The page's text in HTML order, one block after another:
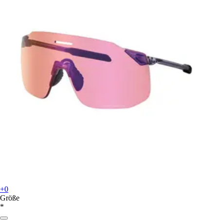
+0
Größe
*